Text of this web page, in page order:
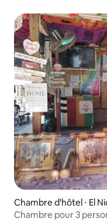
Chambre d'hôtel ⋅ El
Chambre pour 3